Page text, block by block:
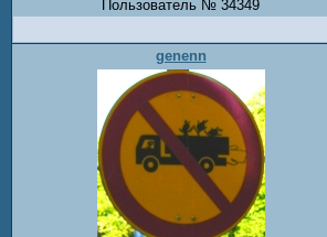
Пользователь № 34349
genenn